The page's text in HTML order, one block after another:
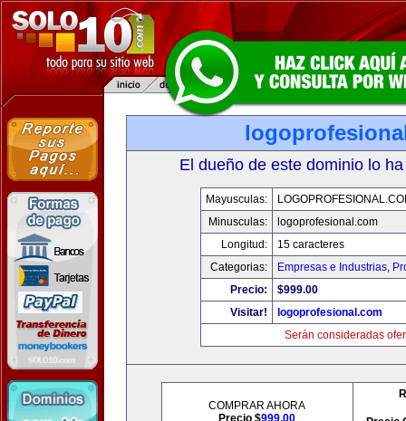
El dueño de este dominio lo
Mayusculas:
Minusculas:
logoprofesional.com
Longitud:
15 caracteres
Categorias:
Empresas e Industrias,
Precio:
$999.00
Visitar!
logoprofesional.com
Serán consideradas
COMPRAR AHORA
Precio $999.00